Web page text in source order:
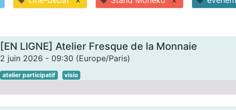
[EN LIGNE] Atelier Fresque de la Monnaie
2 juin 2026 - 09:30 (Europe/Paris)
atelier participatif visio